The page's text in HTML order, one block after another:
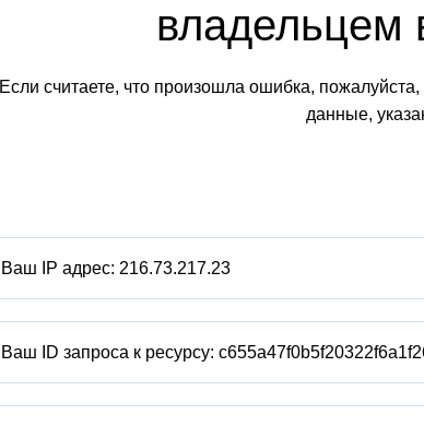
владельцем
Если считаете, что произошла ошибка,
данные,
Ваш IP адрес: 216.73.217.23
Ваш ID запроса к ресурсу: